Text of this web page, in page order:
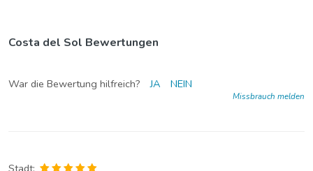
Costa del Sol Bewertungen
War die Bewertung hilfreich? JA NEIN
Missbrauch melden
Stadt: